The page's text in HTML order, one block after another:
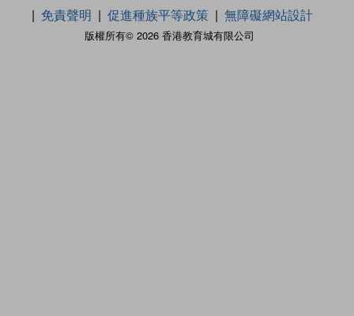
版權所有© 2026 香港教育城有限公司
免責聲明
促進種族平等政策 無障礙網站設計